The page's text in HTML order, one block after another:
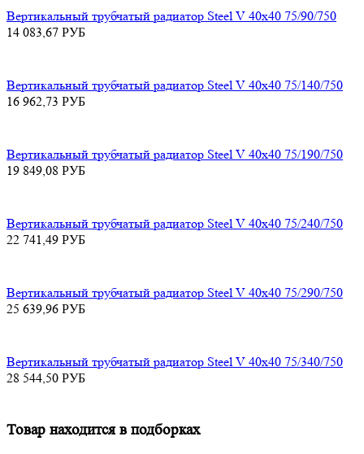
Вертикальный трубчатый радиатор Steel V 40х40 75/90/750
14 083,67 РУБ
Вертикальный трубчатый радиатор Steel V 40х40 75/140/750
16 962,73 РУБ
Вертикальный трубчатый радиатор Steel V 40х40 75/190/750
19 849,08 РУБ
Вертикальный трубчатый радиатор Steel V 40х40 75/240/750
22 741,49 РУБ
Вертикальный трубчатый радиатор Steel V 40х40 75/290/750
25 639,96 РУБ
Вертикальный трубчатый радиатор Steel V 40х40 75/340/750
28 544,50 РУБ
Товар находится в подборках